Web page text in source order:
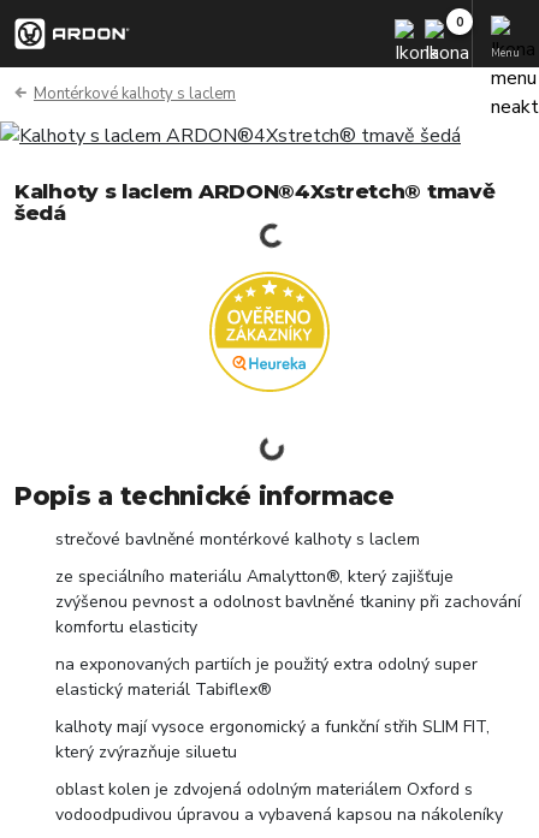
Menu
Montérkové kalhoty s laclem
Kalhoty s laclem ARDON®4Xstretch® tmavě
šedá
Popis a technické informace
strečové bavlněné montérkové kalhoty s laclem
ze speciálního materiálu Amalytton®, který zajišťuje
zvýšenou pevnost a odolnost bavlněné tkaniny při zachování
komfortu elasticity
na exponovaných partiích je použitý extra odolný super
elastický materiál Tabiflex®
kalhoty mají vysoce ergonomický a funkční střih SLIM FIT,
který zvýrazňuje siluetu
oblast kolen je zdvojená odolným materiálem Oxford s
vodoodpudivou úpravou a vybavená kapsou na nákoleníky